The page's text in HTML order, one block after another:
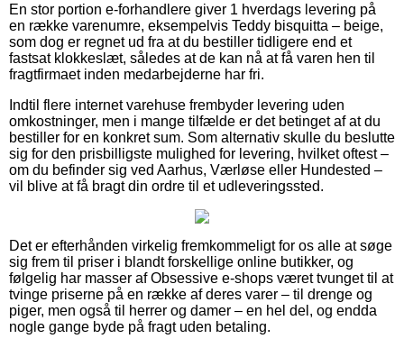
En stor portion e-forhandlere giver 1 hverdags levering på
en række varenumre, eksempelvis Teddy bisquitta – beige,
som dog er regnet ud fra at du bestiller tidligere end et
fastsat klokkeslæt, således at de kan nå at få varen hen til
fragtfirmaet inden medarbejderne har fri.
Indtil flere internet varehuse frembyder levering uden
omkostninger, men i mange tilfælde er det betinget af at du
bestiller for en konkret sum. Som alternativ skulle du beslutte
sig for den prisbilligste mulighed for levering, hvilket oftest –
om du befinder sig ved Aarhus, Værløse eller Hundested –
vil blive at få bragt din ordre til et udleveringssted.
Det er efterhånden virkelig fremkommeligt for os alle at søge
sig frem til priser i blandt forskellige online butikker, og
følgelig har masser af Obsessive e-shops været tvunget til at
tvinge priserne på en række af deres varer – til drenge og
piger, men også til herrer og damer – en hel del, og endda
nogle gange byde på fragt uden betaling.